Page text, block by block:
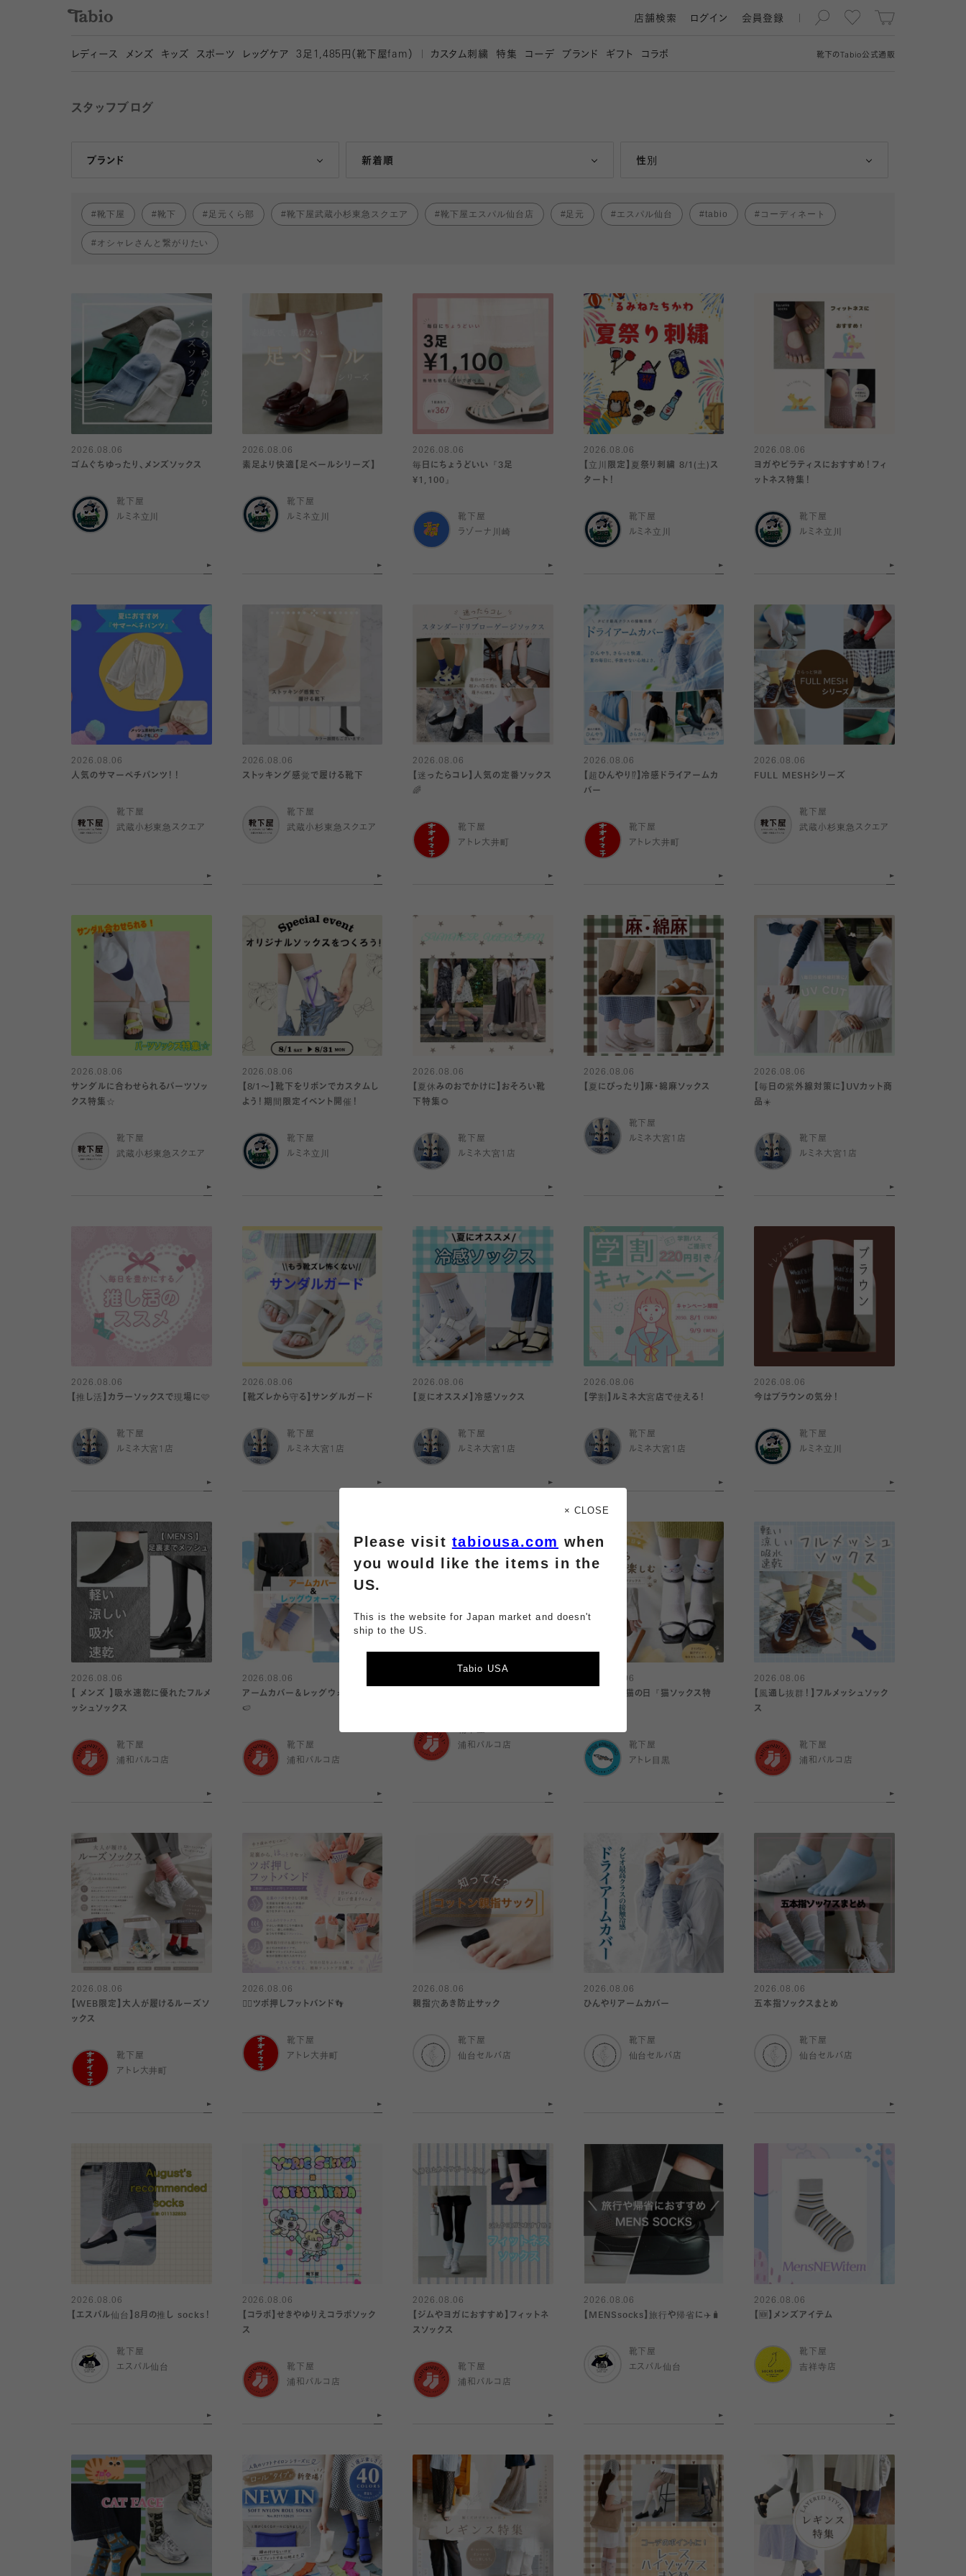
靴下の Tabio公式通販
店舗検索 ログイン 会員登録
レディース メンズ キッズ スポーツ レッグケア 3 足1,485円（靴下屋fam） カスタム刺繍 特集 コーデ ブランド ギフト コラボ
スタッフブログ
ブランド
Tabio 新着順
人気ランキング順 性別
女性
靴下屋 靴下 足元くら部 靴下屋武蔵小杉東急スクエア 靴下屋エスパル仙台店 足元 エスパル仙台 tabio コーディネート
オシャレさんと繋がりたい
2026.08.06
ゴムぐちゆったり、メンズソックス
靴下屋
ルミネ立川
2026.08.06
素足より快適【足ベールシリーズ】
靴下屋
ルミネ立川
2026.08.06
毎日にちょうどいい『3足
¥1,100』
靴下屋
ラゾーナ川崎
2026.08.06
【立川限定】夏祭り刺繍 8/1(土)ス
タート！
靴下屋
ルミネ立川
2026.08.06
ヨガやピラティスにおすすめ！フィ
ットネス特集！
靴下屋
ルミネ立川
2026.08.06
人気のサマーペチパンツ！！
靴下屋
武蔵小杉東急スクエア
2026.08.06
ストッキング感覚で履ける靴下
靴下屋
武蔵小杉東急スクエア
2026.08.06
【迷ったらコレ】人気の定番ソックス
🌈
靴下屋
アトレ大井町
2026.08.06
【超ひんやり⁉︎】冷感ドライアームカ
バー
靴下屋
アトレ大井町
2026.08.06
FULL MESHシリーズ
靴下屋
武蔵小杉東急スクエア
2026.08.06
サンダルに合わせられるパーツソッ
クス特集☆
靴下屋
武蔵小杉東急スクエア
2026.08.06
【8/1〜】靴下をリボンでカスタムし
よう！期間限定イベント開催！
靴下屋
ルミネ立川
2026.08.06
【夏休みのおでかけに】おそろい靴
下特集🌻
靴下屋
ルミネ大宮1店
2026.08.06
【夏にぴったり】麻・綿麻ソックス
靴下屋
ルミネ大宮1店
2026.08.06
【毎日の紫外線対策に】UVカット商
品☀️
靴下屋
ルミネ大宮1店
2026.08.06
【推し活】カラーソックスで現場に🩷
靴下屋
ルミネ大宮1店
2026.08.06
【靴ズレから守る】サンダルガード
靴下屋
ルミネ大宮1店
2026.08.06
【夏にオススメ】冷感ソックス
靴下屋
ルミネ大宮1店
2026.08.06
【学割】ルミネ大宮店で使える！
靴下屋
ルミネ大宮1店
2026.08.06
今はブラウンの気分！
靴下屋
ルミネ立川
2026.08.06
【 メンズ 】吸水速乾に優れたフルメ
ッシュソックス
靴下屋
浦和パルコ店
2026.08.06
アームカバー＆レッグウォーマー☀️
🍉
靴下屋
浦和パルコ店
靴下屋
浦和パルコ店
2026.08.06
8/8は世界猫の日『猫ソックス特
靴下屋
アトレ目黒
2026.08.06
【風通し抜群！】フルメッシュソック
ス
靴下屋
浦和パルコ店
2026.08.06
【WEB限定】大人が履けるルーズソ
ックス
靴下屋
アトレ大井町
2026.08.06
👍🏻ツボ押しフットバンド👣
靴下屋
アトレ大井町
2026.08.06
親指穴あき防止サック
靴下屋
仙台セルバ店
2026.08.06
ひんやりアームカバー
靴下屋
仙台セルバ店
2026.08.06
五本指ソックスまとめ
靴下屋
仙台セルバ店
2026.08.06
【エスパル仙台】8月の推し socks！
靴下屋
エスパル仙台
2026.08.06
【コラボ】せきやゆりえコラボソック
ス
靴下屋
浦和パルコ店
2026.08.06
【ジムやヨガにおすすめ】フィットネ
スソックス
靴下屋
浦和パルコ店
2026.08.06
【MENSsocks】旅行や帰省に✈️🧳
靴下屋
エスパル仙台
2026.08.06
【🆕】メンズアイテム
靴下屋
吉祥寺店
× CLOSE
Please visit tabiousa.com when
you would like the items in the
US.
This is the website for Japan market and doesn't
ship to the US.
Tabio USA